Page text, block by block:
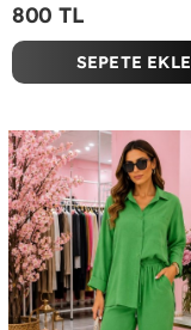
800 TL
SEPETE EKLE